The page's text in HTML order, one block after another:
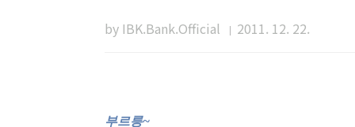
by IBK.Bank.Official 2011. 12. 22.
부르릉~